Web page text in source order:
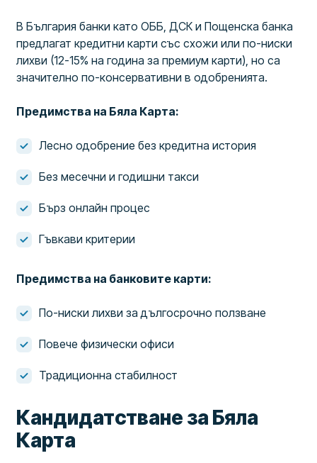
В България банки като ОББ, ДСК и Пощенска банка
предлагат кредитни карти със схожи или по-ниски
лихви (12-15% на година за премиум карти), но са
значително по-консервативни в одобренията.
Предимства на Бяла Карта:
Лесно одобрение без кредитна история
Без месечни и годишни такси
Бърз онлайн процес
Гъвкави критерии
Предимства на банковите карти:
По-ниски лихви за дългосрочно ползване
Повече физически офиси
Традиционна стабилност
Кандидатстване за Бяла
Карта